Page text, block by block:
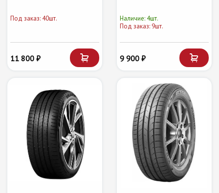
Под заказ: 40шт.
11 800 ₽
Наличие: 4шт.
Под заказ: 9шт.
9 900 ₽